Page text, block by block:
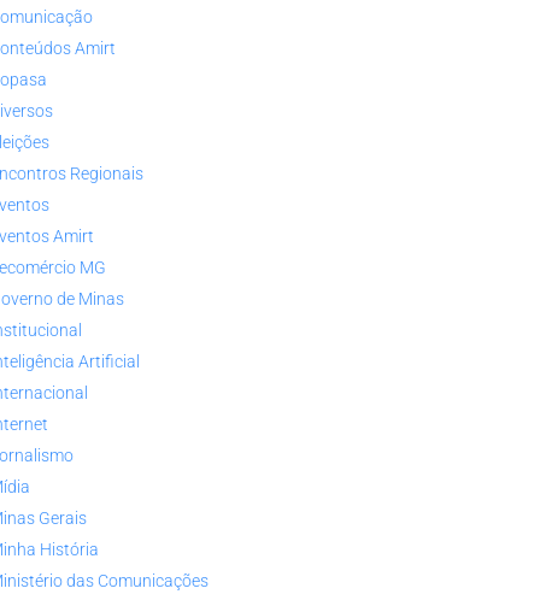
Amirt
Regionais
Amirt
MG
de Minas
Artificial
Gerais
História
das Comunicações